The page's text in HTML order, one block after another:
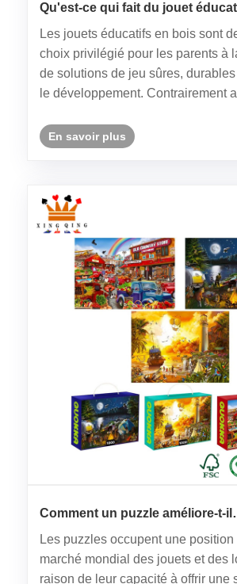
Qu'est-ce qui fait du jouet
développement de l'enfant ?
Les jouets éducatifs en bois sont
choix privilégié pour les parents à
de solutions de jeu sûres,
le développement. Contrairement
la créativité, améliorent les
et soutiennent le dé......
En savoir plus
Comment un puzzle améliore-t-il
Les puzzles occupent une
marché mondial des jouets et des
raison de leur capacité à offrir une